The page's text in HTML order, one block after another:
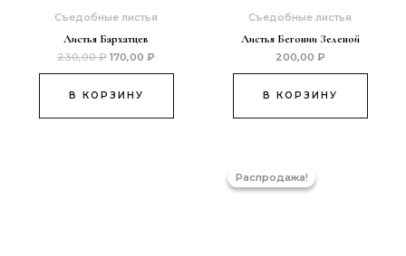
Съедобные листья
Листья Бархатцев
230,00₽ 170,00 ₽
В КОРЗИНУ
Съедобные листья
Листья Бегонии Зеленой
200,00 ₽
В КОРЗИНУ
Распродажа!
Распродажа!составляла
200,00 ₽.